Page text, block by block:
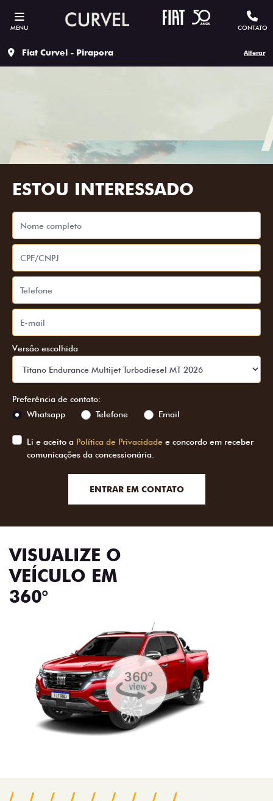
MENU CONTATO
Fiat Curvel - Pirapora Alterar
ESTOU INTERESSADO
Versão escolhida
Preferência de contato:
Whatsapp
Telefone Email
Li e aceito a Política de Privacidade e concordo em receber
comunicações da concessionária.
ENTRAR EM CONTATO
VISUALIZE O
VEÍCULO EM
360°